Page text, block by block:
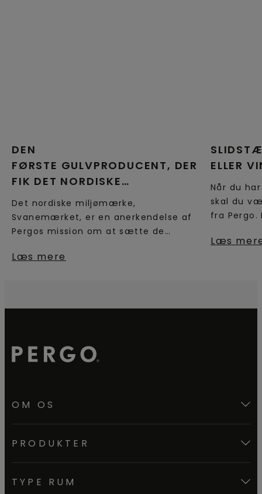
DEN
FØRSTE GULVPRODUCENT, DER
FIK DET NORDISKE
SVANEMÆRKE
Det nordiske miljømærke,
Svanemærket, er en anerkendelse af
Pergos mission om at sætte de
og trægulve. Få mere at vide.
Læs mere
ELLER
Når du
skal du
fra Pergo.
Læs
OM OS
PRODUKTER
TYPE RUM